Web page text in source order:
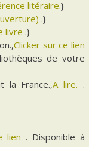
litéraire.}
.}
livre .}
Clicker sur ce lien
de votre
la France.,A lire. .
lien . Disponible à